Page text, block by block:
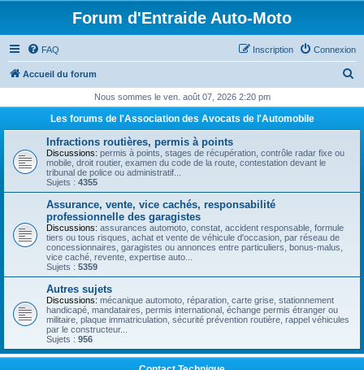
Forum d'Entraide Auto-Moto
FAQ Connexion
Inscription
Accueil du forum
h
c
Nous sommes le ven. août 07, 2026 2:20 pm
Les forums de l'Association des Avocats de l'Automobile
Infractions routières, permis à points
Discussions: permis à points, stages de récupération, contrôle radar fixe ou
mobile, droit routier, examen du code de la route, contestation devant le
tribunal de police ou administratif...
Sujets : 4355
Assurance, vente, vice cachés, responsabilité
professionnelle des garagistes
Discussions: assurances automoto, constat, accident responsable, formule
tiers ou tous risques, achat et vente de véhicule d'occasion, par réseau de
concessionnaires, garagistes ou annonces entre particuliers, bonus-malus,
vice caché, revente, expertise auto...
Sujets : 5359
Autres sujets
Discussions: mécanique automoto, réparation, carte grise, stationnement
handicapé, mandataires, permis international, échange permis étranger ou
militaire, plaque immatriculation, sécurité prévention routière, rappel véhicules
par le constructeur...
Sujets : 956